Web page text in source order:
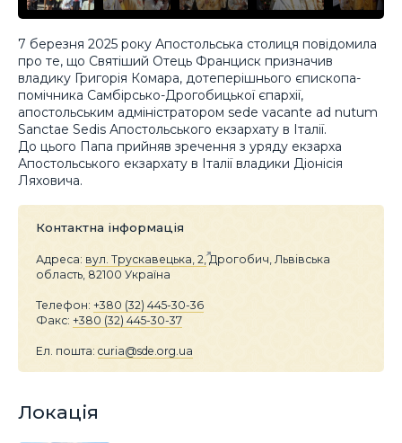
7 березня 2025 року Апостольська столиця повідомила
про те, що Святіший Отець Франциск призначив
владику Григорія Комара, дотеперішнього єпископа-
помічника Самбірсько-Дрогобицької єпархії,
апостольським адміністратором sede vacante ad nutum
Sanctae Sedis Апостольського екзархату в Італії.
До цього Папа прийняв зречення з уряду екзарха
Апостольського екзархату в Італії владики Діонісія
Ляховича.
Контактна інформація
Адреса: вул. Трускавецька, 2,Дрогобич, Львівська
область, 82100 Україна
Телефон: +380 (32) 445-30-36
Факс: +380 (32) 445-30-37
Ел. пошта: curia@sde.org.ua
Локація